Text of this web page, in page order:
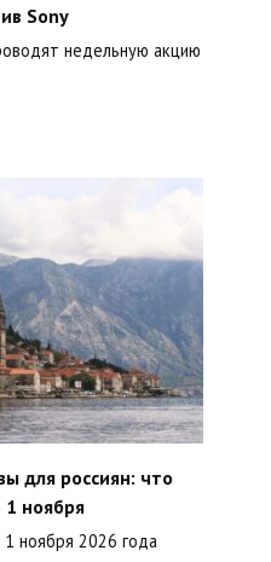
Sony
недельную акцию
для россиян: что
ноября
ноября 2026 года